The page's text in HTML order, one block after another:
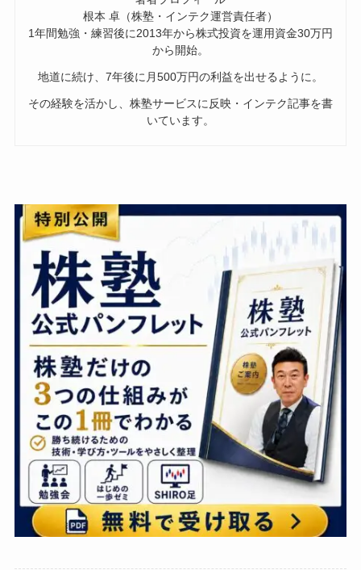
根本 卓（株塾・インテク運営責任者）
1年間勉強・練習後に2013年から株式投資を運用資金30万円
から開始。
地道に続け、7年後に月500万円の利益を出せるように。
その経験を活かし、株塾サービスに反映・インテク記事を書
いています。